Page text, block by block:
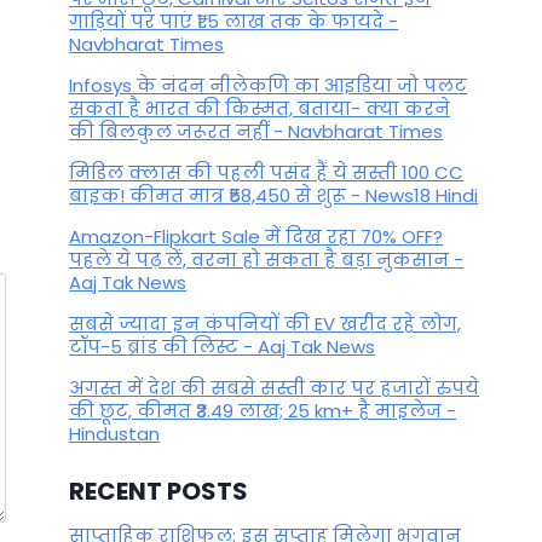
गाड़ियों पर पाएं ₹1.5 लाख तक के फायदे -
Navbharat Times
Infosys के नंदन नीलेकणि का आइडिया जो पलट
सकता है भारत की किस्मत, बताया- क्या करने
की बिलकुल जरूरत नहीं - Navbharat Times
मिडिल क्लास की पहली पसंद हैं ये सस्ती 100 CC
बाइक! कीमत मात्र ₹58,450 से शुरू - News18 Hindi
Amazon-Flipkart Sale में दिख रहा 70% OFF?
पहले ये पढ़ लें, वरना हो सकता है बड़ा नुकसान -
Aaj Tak News
सबसे ज्यादा इन कंपनियों की EV खरीद रहे लोग,
टॉप-5 ब्रांड की लिस्ट - Aaj Tak News
अगस्त में देश की सबसे सस्ती कार पर हजारों रुपये
की छूट, कीमत ₹3.49 लाख; 25 km+ है माइलेज -
Hindustan
RECENT POSTS
साप्ताहिक राशिफल: इस सप्ताह मिलेगा भगवान